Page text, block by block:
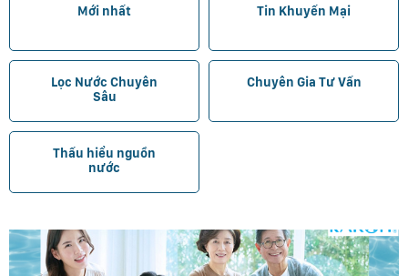
Mới nhất Tin Khuyến Mại
Lọc Nước Chuyên
Sâu
Chuyên Gia Tư Vấn
Thấu hiểu nguồn
nước